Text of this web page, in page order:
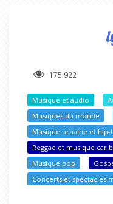
175 922
Musique et audio
Musiques du monde
Musique urbaine et hip-
Reggae et musique
Musique pop
Concerts et spectacles